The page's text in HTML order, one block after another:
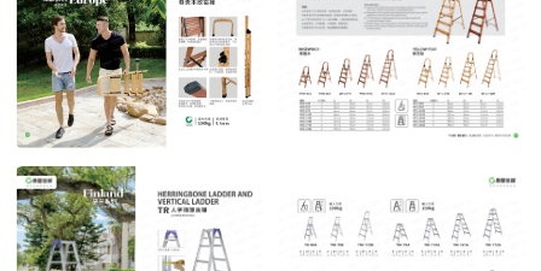
POST TIME:2023-04-27 POST TIME:2023-04-27
北欧系列
POST TIME:2023-04-27 POST TIME:2023-04-27